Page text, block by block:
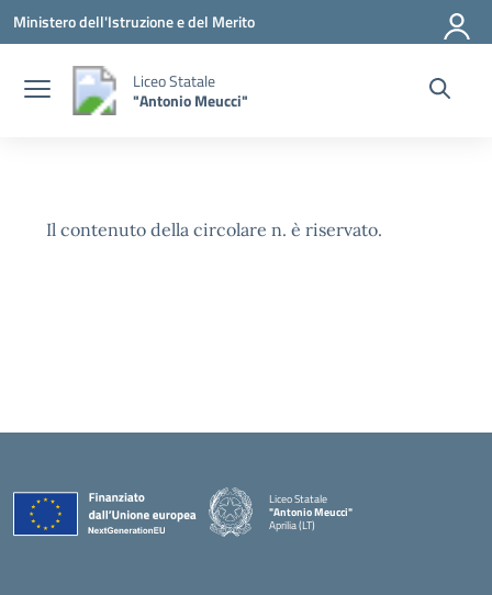
Vai ai contenuti
Vai al menu di navigazione
Vai al footer
Ministero dell'Istruzione e del Merito
Liceo Statale
"Antonio Meucci"
Il contenuto della circolare n. è riservato.
Liceo Statale
"Antonio Meucci"
Aprilia (LT)